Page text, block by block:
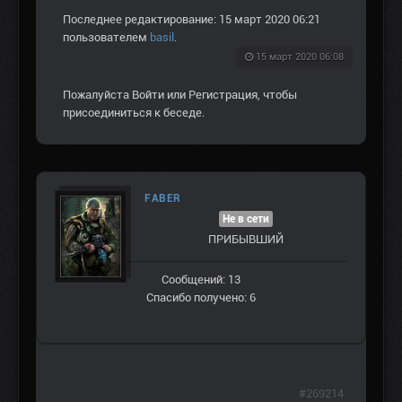
Последнее редактирование: 15 март 2020 06:21
пользователем basil .
15 март 2020 06:08
Пожалуйста Войти или Регистрация, чтобы
присоединиться к беседе.
FABER
Не в сети
ПРИБЫВШИЙ
Сообщений: 13
Спасибо получено: 6
#269214